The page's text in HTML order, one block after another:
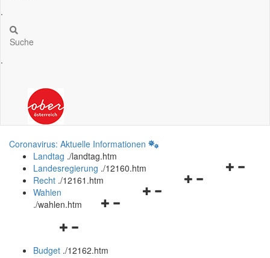
.
Suche
.
Coronavirus: Aktuelle Informationen
Landtag ./landtag.htm
Navigationsmenü
Landesregierung ./12160.htm
Navigationsmenü
Recht ./12161.htm
Navigationsmenü
Wahlen
./wahlen.htm
Navigationsmenü
und
Budget ./12162.htm